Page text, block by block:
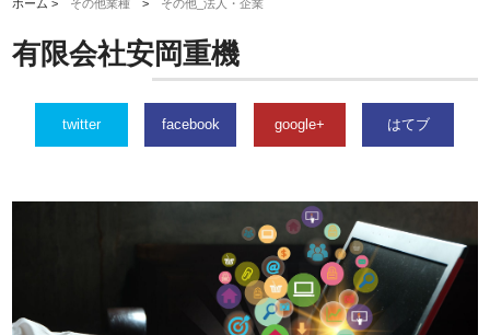
ホーム > その他業種 > その他_法人・企業
有限会社安岡重機
twitter facebook google+ はてブ